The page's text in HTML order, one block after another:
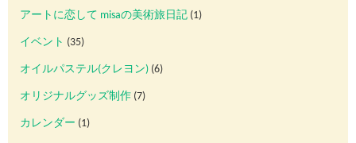
アートに恋して misaの美術旅日記 (1)
イベント (35)
オイルパステル(クレヨン) (6)
オリジナルグッズ制作 (7)
カレンダー (1)